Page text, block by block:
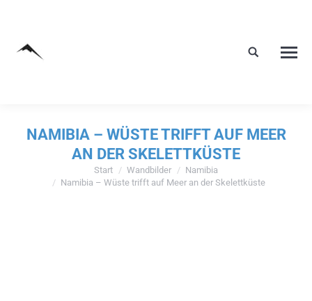
NAMIBIA – WÜSTE TRIFFT AUF MEER
AN DER SKELETTKÜSTE
Sie befinden sich hier:
Start Wandbilder
Namibia
Namibia – Wüste trifft auf Meer an der Skelettküste